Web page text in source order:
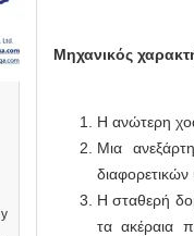
Μηχανικός
Η ανώτερη
Μια
διαφορετικών
Η σταθερή
τα ακέραια